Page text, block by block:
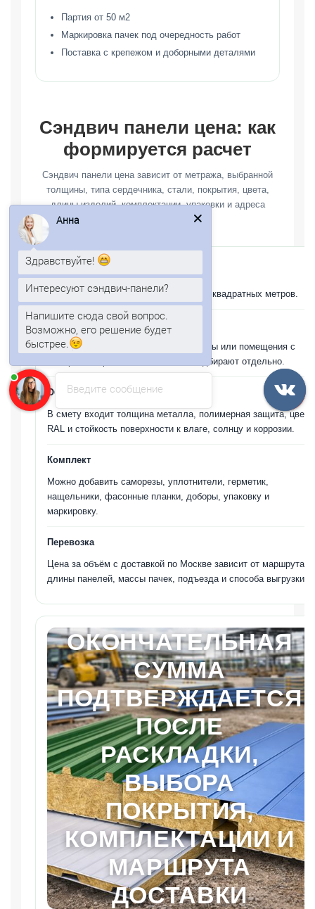
Партия от 50 м2
Маркировка пачек под очередность работ
Поставка с крепежом и доборными деталями
Сэндвич панели цена: как
формируется расчет
Сэндвич панели цена зависит от метража, выбранной
толщины, типа сердечника, стали, покрытия, цвета,
длины изделий, комплектации, упаковки и адреса
От 1335р./м2 при объеме заказа от 50 квадратных метров.
Сердечник
Для теплого склада, холодильной зоны или помещения с
пожарными требованиями состав подбирают отдельно.
Облицовка
В смету входит толщина металла, полимерная защита, цвет
RAL и стойкость поверхности к влаге, солнцу и коррозии.
Комплект
Можно добавить саморезы, уплотнители, герметик,
нащельники, фасонные планки, доборы, упаковку и
маркировку.
Перевозка
Цена за объём с доставкой по Москве зависит от маршрута,
длины панелей, массы пачек, подъезда и способа выгрузки.
ОКОНЧАТЕЛЬНАЯ
СУММА
ПОДТВЕРЖДАЕТСЯ
ПОСЛЕ
РАСКЛАДКИ,
ВЫБОРА
ПОКРЫТИЯ,
КОМПЛЕКТАЦИИ И
МАРШРУТА
ДОСТАВКИ
Введите сообщение
Анна
Здравствуйте!
Интересуют сэндвич-панели?
Напишите сюда свой вопрос.
Возможно, его решение будет
быстрее.